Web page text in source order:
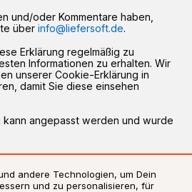
und/oder Kommentare haben,
über info@liefersoft.de.
Erklärung regelmäßig zu
Informationen zu erhalten. Wir
unserer Cookie-Erklärung in
damit Sie diese einsehen
kann angepasst werden und wurde
andere Technologien, um Dein
und zu personalisieren, für